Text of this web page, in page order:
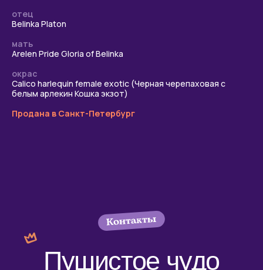
отец
Belinka Platon
мать
Arelen Pride Gloria of Belinka
окрас
Calico harlequin female exotic (Черная черепаховая с
белым арлекин Кошка экзот)
Продана в Санкт-Петербург
Если вы хотите узнать больше о наших котятах
или сделать первый шаг к встрече с вашим
ответить на ваши вопросы. Напишите нам
в любой мессенджер или позвоните.
Пушистое чудо
рождается здесь